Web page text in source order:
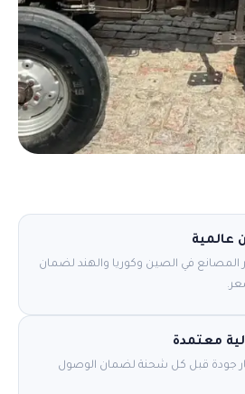
عالمية
المصانع في الصين وكوريا والهند لضمان
معتمدة
من 50 اختبار جودة قبل كل شحنة لضمان الوصول